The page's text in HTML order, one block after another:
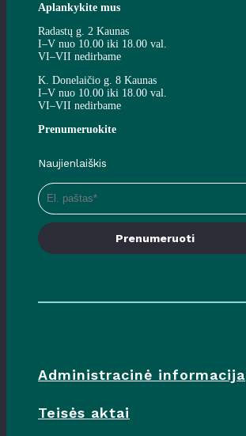
Aplankykite mus
Radastų g. 2 Kaunas
I–V nuo 10.00 iki 18.00 val.
VI–VII nedirbame
K. Donelaičio g. 8 Kaunas
I–V nuo 10.00 iki 18.00 val.
VI–VII nedirbame
Prenumeruokite
Naujienlaiškis
Prenumeruoti
Administracinė informacija
Teisės aktai